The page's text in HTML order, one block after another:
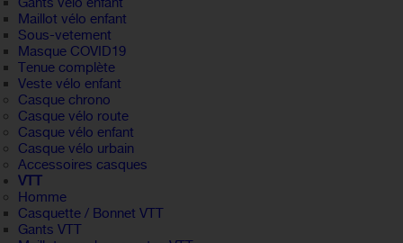
Maillot vélo enfant
Sous-vetement
Masque COVID19
Tenue complète
Veste vélo enfant
Casque chrono
Casque vélo route
Casque vélo enfant
Casque vélo urbain
Accessoires casques
VTT
Homme
Casquette / Bonnet VTT
Gants VTT